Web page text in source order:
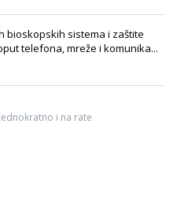
bioskopskih sistema i zaštite
telefona, mreže i komunika...
i na rate